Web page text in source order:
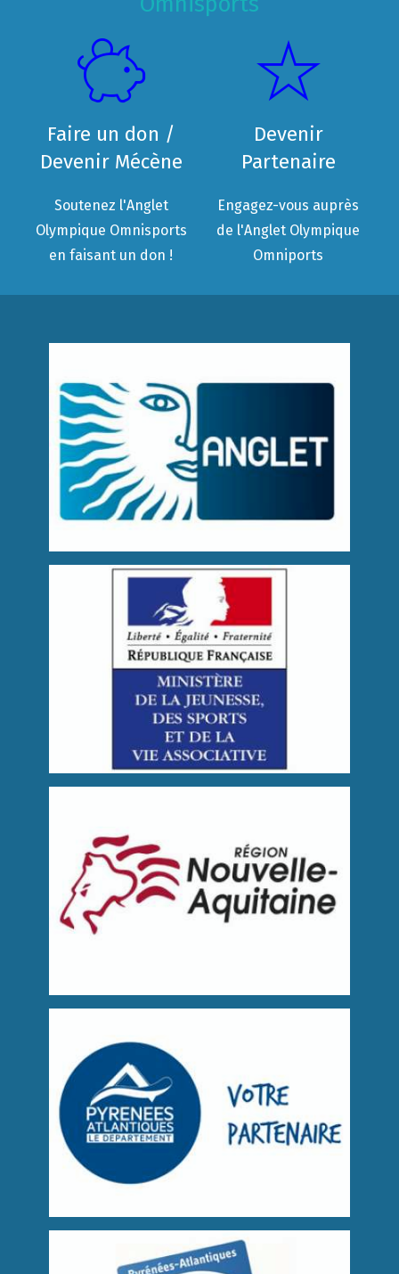
Faire un don /
Devenir Mécène
Soutenez l'Anglet
Olympique Omnisports
en faisant un don !
Devenir
Partenaire
Engagez-vous auprès
de l'Anglet Olympique
Omniports